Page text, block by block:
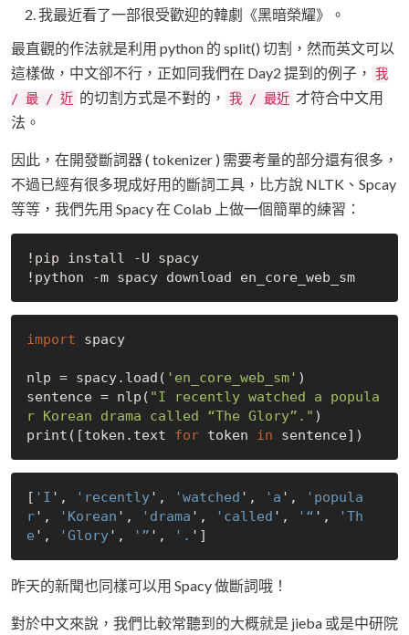
我最近看了一部很受歡迎的韓劇《黑暗榮耀》。
最直觀的作法就是利用 python 的 split() 切割，然而英文可以
這樣做，中文卻不行，正如同我們在 Day2 提到的例子，
我
/ 最 / 近 的切割方式是不對的， 我 / 最近 才符合中文用
法。
因此，在開發斷詞器 ( tokenizer ) 需要考量的部分還有很多，
不過已經有很多現成好用的斷詞工具，比方說 NLTK、Spcay
等等，我們先用 Spacy 在 Colab 上做一個簡單的練習：
!pip install -U spacy
!python -m spacy download en_core_web_sm
import spacy
nlp = spacy.load( 'en_core_web_sm' )
sentence = nlp( "I recently watched a popula
r Korean drama called “The Glory”." )
print([token.text for token in
[ 'I ', 'recently', 'watched ', 'a ',
'popula
r', 'Korean ', 'drama ', 'called ', '“ ',
'Th
e ', 'Glory', '” ', '.
昨天的新聞也同樣可以用 Spacy 做斷詞哦！
對於中文來說，我們比較常聽到的大概就是 jieba 或是中研院